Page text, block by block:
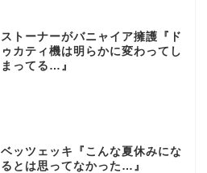
ストーナーがバニャイア擁護『ド
ゥカティ機は明らかに変わってし
まってる…』
ベッツェッキ『こんな夏休みにな
るとは思ってなかった…』